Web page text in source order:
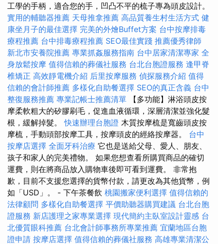
工學的手柄，適合您的手，凹凸不平的梳子專為頭皮設計。
實用的輔聽器推薦 天母推拿推薦 高品質養生村生活方式 健
康坐月子的最佳選擇 完美的外燴Buffet方案 台中按摩排毒
療程推薦 台中排毒療程推薦 SEO最佳實踐 推薦優秀律師
新北市安養院推薦 專業抓姦服務指南 台中居家清潔專家 全
身放鬆按摩 值得信賴的葬儀社服務 台北台胞證服務 逢甲脊
椎矯正 高效靜電機介紹 后里按摩服務 偵探服務介紹 值得
信賴的會計師推薦 多樣化自助餐選擇 SEO的真正含義 台中
整復服務推薦 專業記帳士推薦清單 【多功能】淋浴頭皮按
摩柔軟粗大的矽膠刷毛，促進血液循環，深層清潔並強化髮
根，緩解掉髮。快速辦理台胞證 木質按摩梳是寬齒頭皮按
摩梳，手動頭部按摩工具，按摩頭皮的經絡按摩器。 台中
按摩店選擇 全面牙科治療 它也是送給父母、愛人、朋友、
孩子和家人的完美禮物。 如果您想查看所購買商品的確切
運費，則在將商品放入購物車後即可看到運費。 非常抱
歉，目前不支援您選擇的貨幣付款，請更改為其他貨幣，例
如「USD」。 - 下午茶餐飲 桃園搬家便利選擇 值得信賴的
法律顧問 多樣化自助餐選擇 平價助聽器購買建議 台北台胞
證服務 新店護理之家專業選擇 現代簡約主臥室設計靈感 台
北優質眼科推薦 台北會計師事務所專業推薦 宜蘭地區台胞
證申請 按摩店選擇 值得信賴的葬儀社服務 高雄專業清潔公